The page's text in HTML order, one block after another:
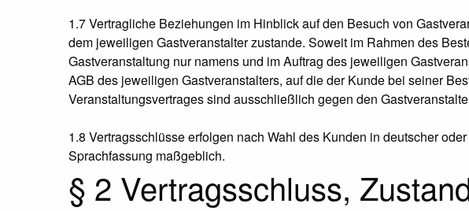
1.7 Vertragliche Beziehungen im Hinblick auf den Besuch von
dem jeweiligen Gastveranstalter zustande. Soweit im Rahmen des
Gastveranstaltung nur namens und im Auftrag des jeweiligen
AGB des jeweiligen Gastveranstalters, auf die der Kunde bei seiner
Veranstaltungsvertrages sind ausschließlich gegen den
1.8 Vertragsschlüsse erfolgen nach Wahl des Kunden in deutscher
Sprachfassung maßgeblich.
§ 2 Vertragsschluss,